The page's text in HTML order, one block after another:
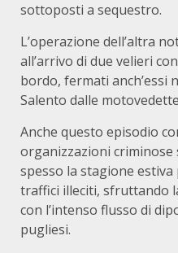
sottoposti a sequestro.
L’operazione dell’altra
all’arrivo di due velieri
bordo, fermati anch’essi
Salento dalle
Anche questo episodio
organizzazioni criminose
spesso la stagione
traffici illeciti, sfruttando
con l’intenso flusso di
pugliesi.